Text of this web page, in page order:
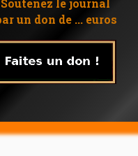
Soutenez le journal
un don de ... euros